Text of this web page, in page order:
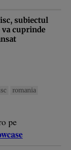
subiectul
va cuprinde
romania
pe